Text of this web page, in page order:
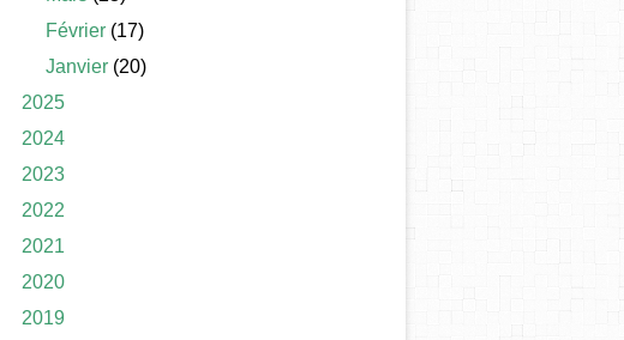
Février (17)
Janvier (20)
2025
2024
2023
2022
2021
2020
2019